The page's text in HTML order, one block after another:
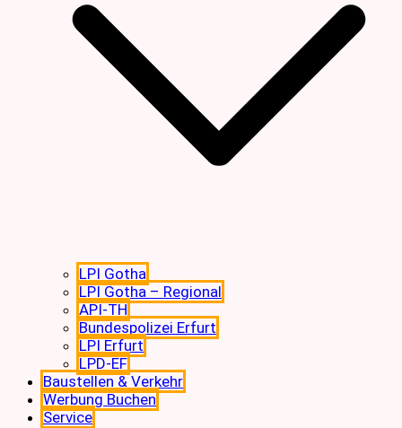
LPI Gotha
LPI Gotha – Regional
API-TH
Bundespolizei Erfurt
LPI Erfurt
LPD-EF
Baustellen & Verkehr
Werbung Buchen
Service